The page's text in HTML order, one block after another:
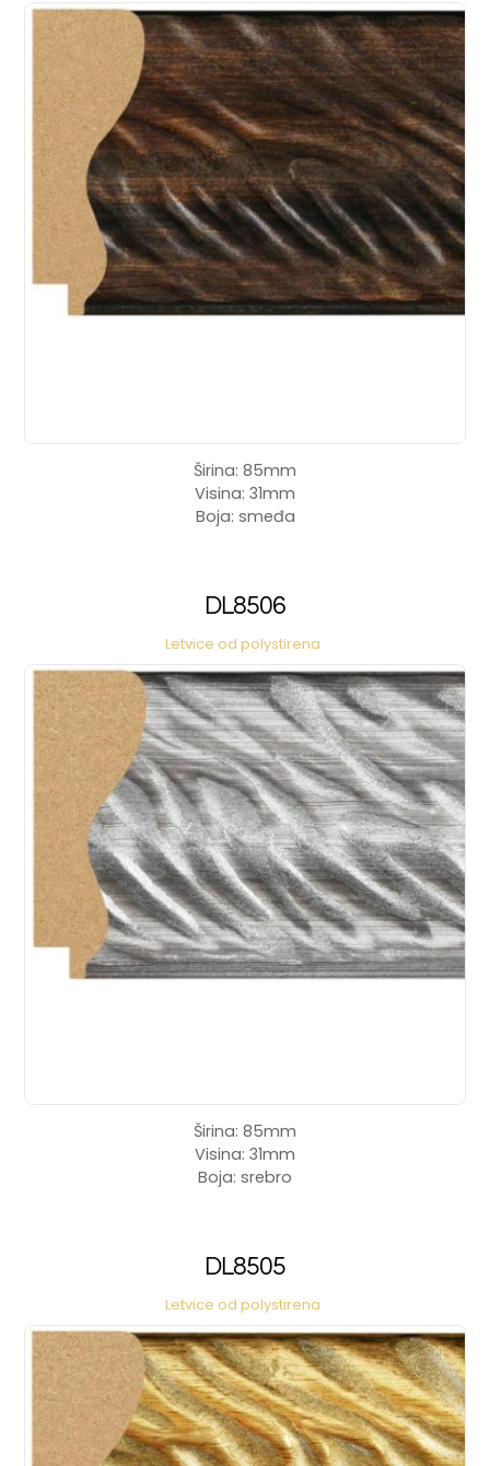
Širina: 85mm
Visina: 31mm
Boja: smeđa
DL8506
Letvice od polystirena
Širina: 85mm
Visina: 31mm
Boja: srebro
DL8505
Letvice od polystirena